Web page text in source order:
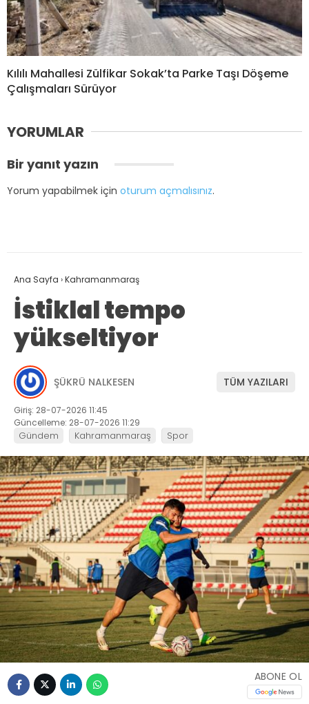
Kılılı Mahallesi Zülfikar Sokak’ta Parke Taşı Döşeme
Çalışmaları Sürüyor
YORUMLAR
Bir yanıt yazın
Yorum yapabilmek için oturum açmalısınız.
Ana Sayfa ›Kahramanmaraş
İstiklal tempo
yükseltiyor
ŞÜKRÜ NALKESEN TÜM YAZILARI
Giriş: 28-07-2026 11:45
Güncelleme: 28-07-2026 11:29
Gündem Kahramanmaraş Spor
ABONE OL